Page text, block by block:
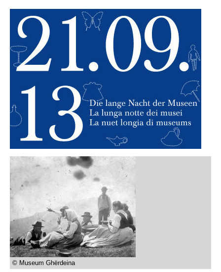
© Museum Ghërdeina